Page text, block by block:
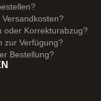
oder Korrekturabzug?
zur Verfügung?
Bestellung?